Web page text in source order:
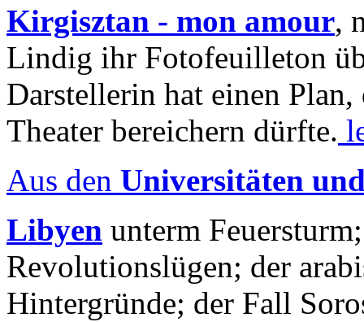
Kirgisztan - mon amour,
Lindig ihr Fotofeuilleton
Darstellerin hat einen Plan,
Theater bereichern dürfte.
Aus den Universitäten
Libyen unterm
Revolutionslügen; der
Hintergründe; der Fall